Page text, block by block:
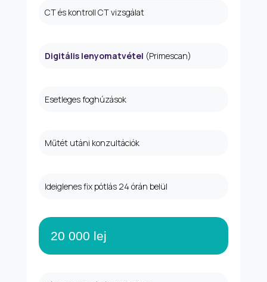
CT és kontroll CT vizsgálat
Digitális lenyomatvétel (Primescan)
Esetleges foghúzások
Műtét utáni konzultációk
Ideiglenes fix pótlás 24 órán belül
20 000 lej